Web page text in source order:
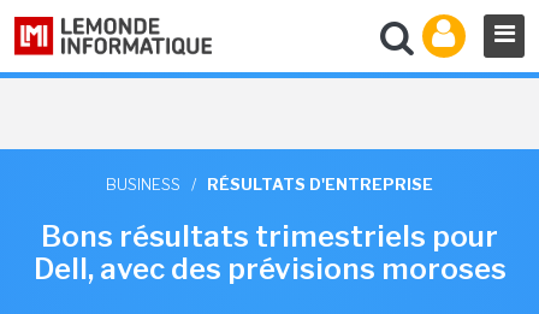
BUSINESS / RÉSULTATS D'ENTREPRISE
Bons résultats trimestriels pour
Dell, avec des prévisions moroses